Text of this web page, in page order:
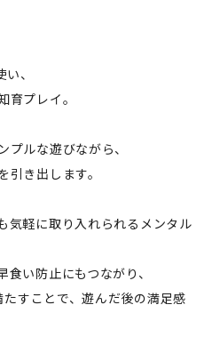
、
育プレイ。
プルな遊びながら、
引き出します。
気軽に取り入れられるメンタル
い防止にもつながり、
たすことで、遊んだ後の満足感